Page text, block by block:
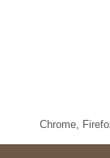
Chrome,